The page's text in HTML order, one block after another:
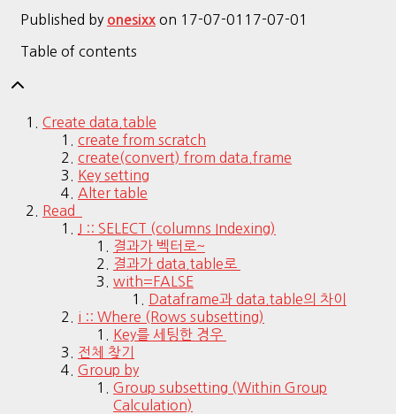
Published by onesixx on 17-07-01 17-07-01
Table of contents
Create data.table
create from scratch
create(convert) from data.frame
Key setting
Alter table
Read
J :: SELECT (columns Indexing)
결과가 벡터로~
결과가 data.table로
with=FALSE
Dataframe과 data.table의 차이
i :: Where (Rows subsetting)
Key를 세팅한 경우
전체 찾기
Group by
Group subsetting (Within Group
Calculation)